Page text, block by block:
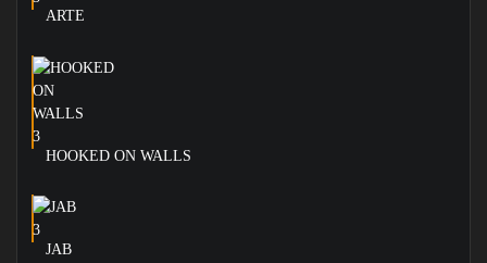
ARTE
HOOKED ON WALLS
JAB